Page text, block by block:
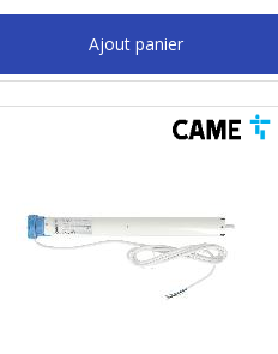
Ajout panier